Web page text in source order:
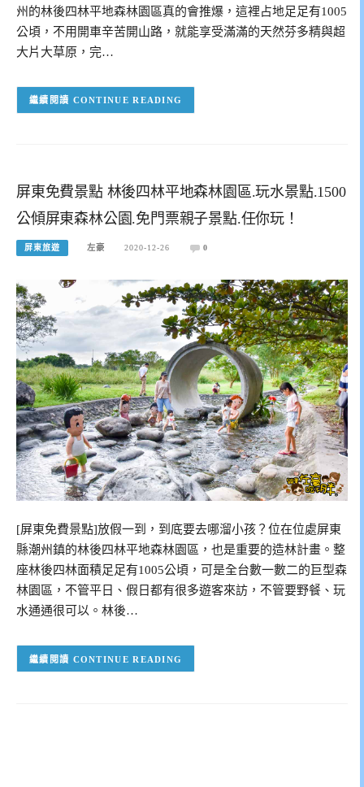
州的林後四林平地森林園區真的會推爆，這裡占地足足有1005
公頃，不用開車辛苦開山路，就能享受滿滿的天然芬多精與超
大片大草原，完…
CONTINUE READING
屏東免費景點 林後四林平地森林園區.玩水景點.1500
公傾屏東森林公園.免門票親子景點.任你玩！
屏東旅遊 左豪 2020-12-26 0
[屏東免費景點]放假一到，到底要去哪溜小孩？位在位處屏東
縣潮州鎮的林後四林平地森林園區，也是重要的造林計畫。整
座林後四林面積足足有1005公頃，可是全台數一數二的巨型森
林園區，不管平日、假日都有很多遊客來訪，不管要野餐、玩
水通通很可以。林後…
CONTINUE READING